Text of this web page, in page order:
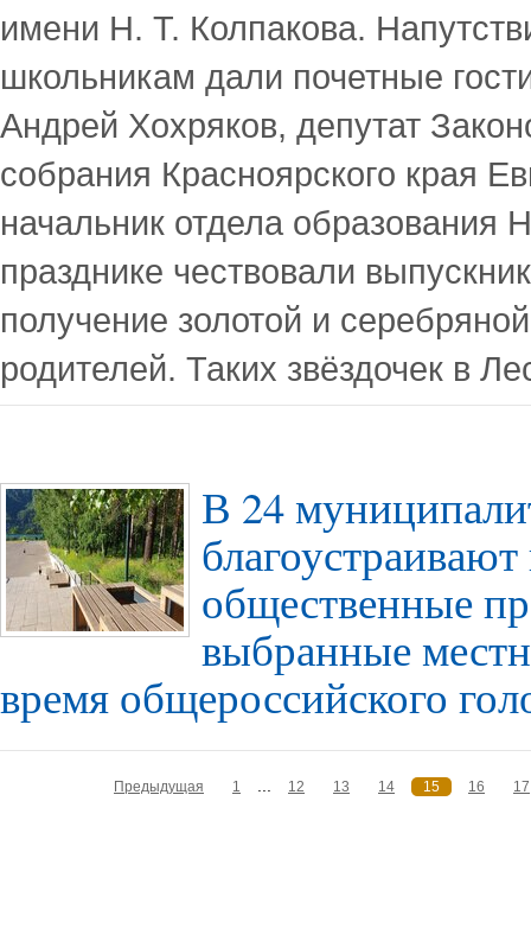
имени Н. Т. Колпакова.
школьникам дали почетные
Андрей Хохряков, депутат
собрания Красноярского края
начальник отдела образования
празднике чествовали
получение золотой и
родителей. Таких звёздочек в
В 24
общественные
выбранные
время общероссийского
Предыдущая 1 12 13 14 15 16 17